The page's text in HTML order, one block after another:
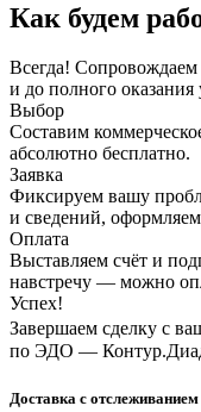
Как будем
Всегда!
и до полного оказания
Выбор
Составим
абсолютно бесплатно.
Заявка
Фиксируем вашу
и сведений,
Оплата
Выставляем счёт и
навстречу — можно
Успех!
Завершаем сделку с
по ЭДО —
Доставка с отслеживанием